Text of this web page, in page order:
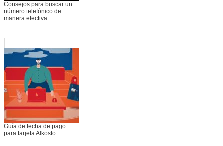
Consejos para buscar un
número telefónico de
manera efectiva
Guía de fecha de pago
para tarjeta Alkosto